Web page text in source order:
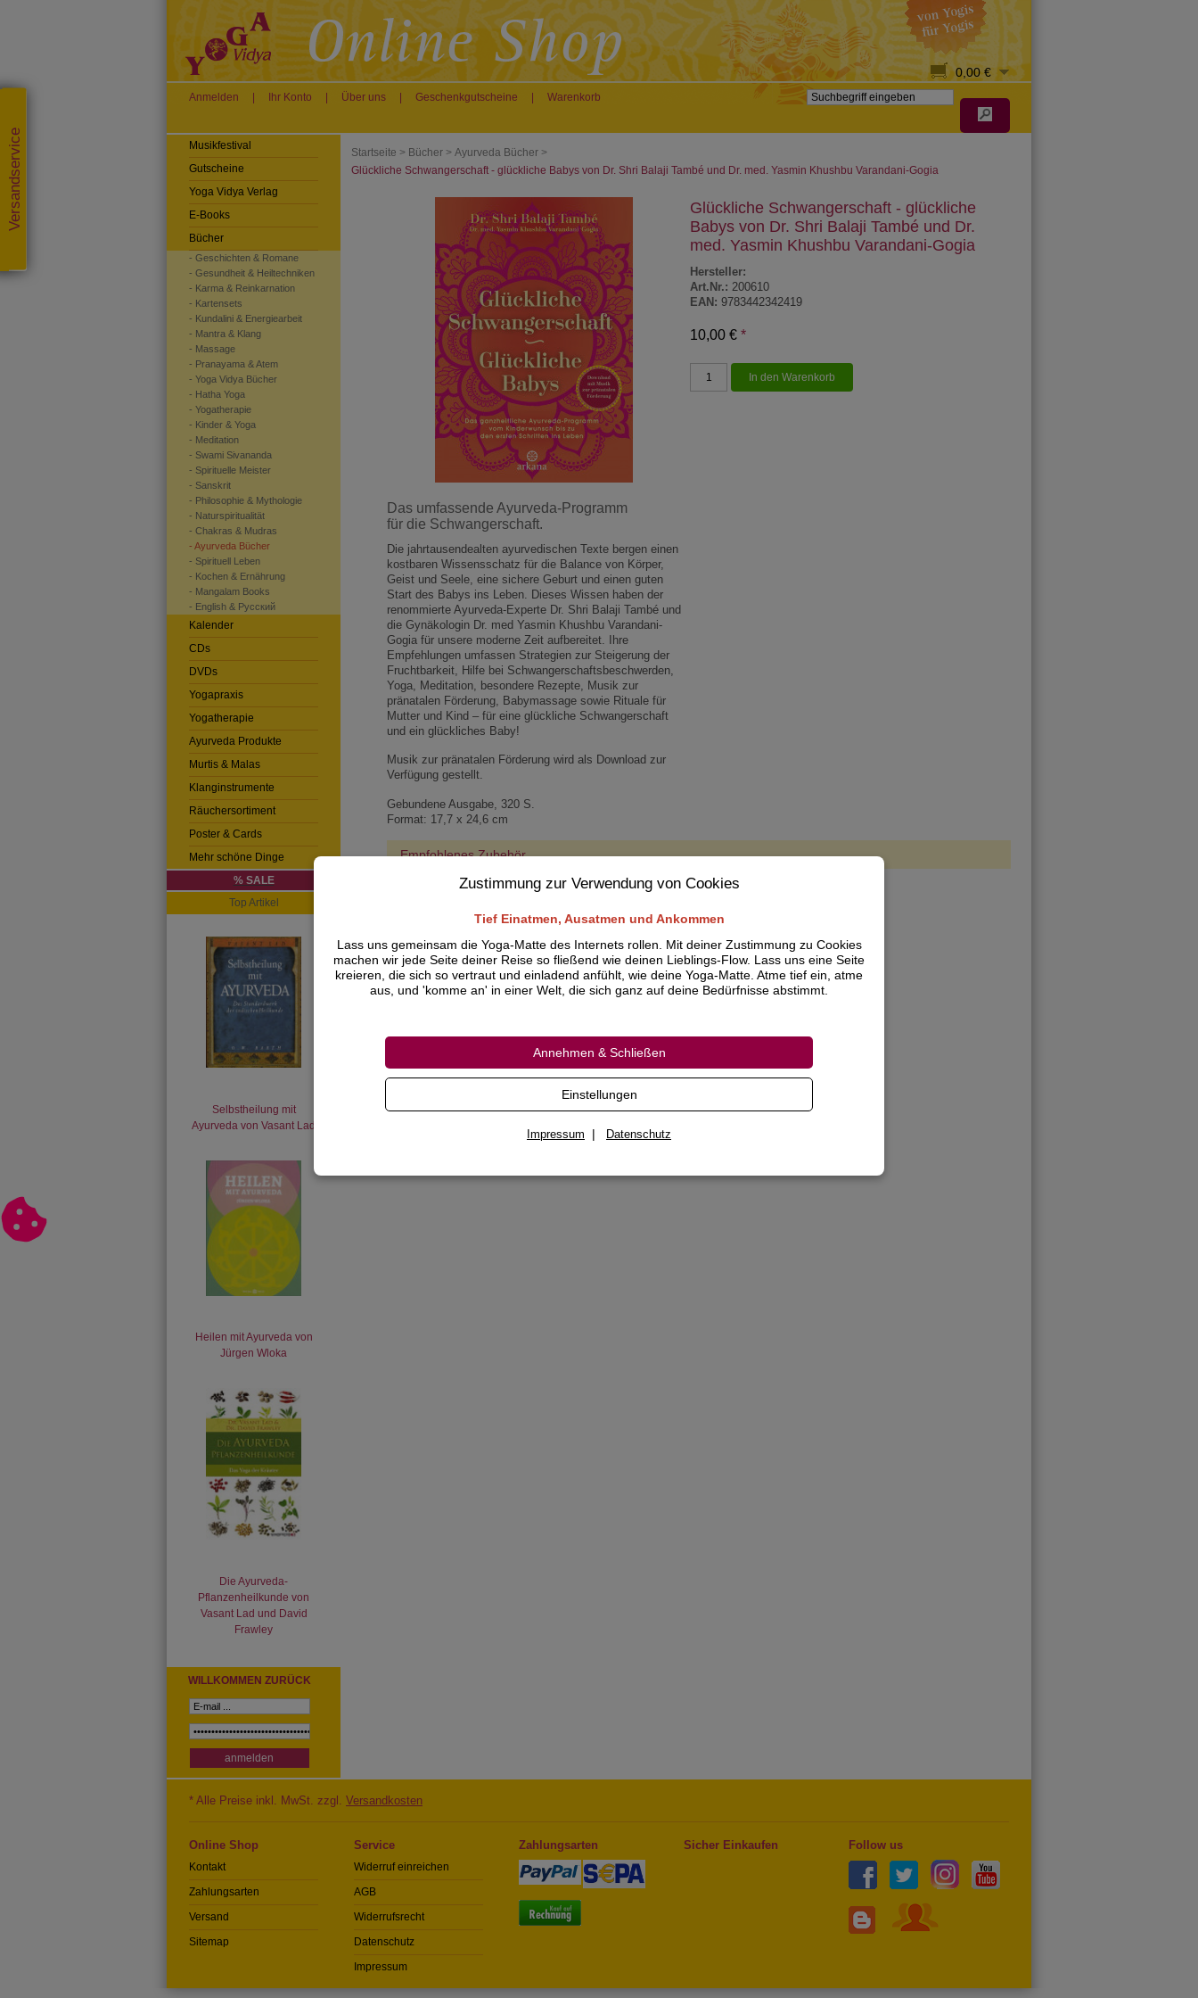
Versandservice
0,00 €
Anmelden Ihr Konto Über uns Geschenkgutscheine Warenkorb
Startseite > Bücher > Ayurveda Bücher >
Glückliche Schwangerschaft - glückliche Babys von Dr. Shri Balaji També und Dr. med. Yasmin Khushbu Varandani-Gogia
Das umfassende Ayurveda-Programm
für die Schwangerschaft.
Die jahrtausendealten ayurvedischen Texte bergen einen
kostbaren Wissensschatz für die Balance von Körper,
Geist und Seele, eine sichere Geburt und einen guten
Start des Babys ins Leben. Dieses Wissen haben der
renommierte Ayurveda-Experte Dr. Shri Balaji També und
die Gynäkologin Dr. med Yasmin Khushbu Varandani-
Gogia für unsere moderne Zeit aufbereitet. Ihre
Empfehlungen umfassen Strategien zur Steigerung der
Fruchtbarkeit, Hilfe bei Schwangerschaftsbeschwerden,
Yoga, Meditation, besondere Rezepte, Musik zur
pränatalen Förderung, Babymassage sowie Rituale für
Mutter und Kind – für eine glückliche Schwangerschaft
und ein glückliches Baby!
Musik zur pränatalen Förderung wird als Download zur
Verfügung gestellt.
Gebundene Ausgabe, 320 S.
Format: 17,7 x 24,6 cm
Glückliche Schwangerschaft - glückliche
Babys von Dr. Shri Balaji També und Dr.
med. Yasmin Khushbu Varandani-Gogia
Hersteller:
Art.Nr.: 200610
EAN: 9783442342419
10,00 € *
Empfohlenes Zubehör
Yoga Übungsplan für
Schwangere (A3)
1,00 €*
Musikfestival
Gutscheine
Yoga Vidya Verlag
E-Books
Bücher
- Geschichten & Romane
- Gesundheit & Heiltechniken
- Karma & Reinkarnation
- Kartensets
- Kundalini & Energiearbeit
- Mantra & Klang
- Massage
- Pranayama & Atem
- Yoga Vidya Bücher
- Hatha Yoga
- Yogatherapie
- Kinder & Yoga
- Meditation
- Swami Sivananda
- Spirituelle Meister
- Sanskrit
- Philosophie & Mythologie
- Naturspiritualität
- Chakras & Mudras
- Ayurveda Bücher
- Spirituell Leben
- Kochen & Ernährung
- Mangalam Books
- English & Pусский
Kalender
CDs
DVDs
Yogapraxis
Yogatherapie
Ayurveda Produkte
Murtis & Malas
Klanginstrumente
Räuchersortiment
Poster & Cards
Mehr schöne Dinge
% SALE
Top Artikel
Selbstheilung mit
Ayurveda von Vasant Lad
Heilen mit Ayurveda von
Jürgen Wloka
Die Ayurveda-
Pflanzenheilkunde von
Vasant Lad und David
Frawley
WILLKOMMEN ZURÜCK
* Alle Preise inkl. MwSt. zzgl. Versandkosten
Online Shop
Kontakt
Zahlungsarten
Versand
Sitemap
Service
Widerruf einreichen
AGB
Widerrufsrecht
Datenschutz
Impressum
Zahlungsarten Sicher Einkaufen Follow us
Zustimmung zur Verwendung von Cookies
Tief Einatmen, Ausatmen und Ankommen
Lass uns gemeinsam die Yoga-Matte des Internets rollen. Mit deiner Zustimmung zu Cookies
machen wir jede Seite deiner Reise so fließend wie deinen Lieblings-Flow. Lass uns eine Seite
kreieren, die sich so vertraut und einladend anfühlt, wie deine Yoga-Matte. Atme tief ein, atme
aus, und 'komme an' in einer Welt, die sich ganz auf deine Bedürfnisse abstimmt.
Annehmen & Schließen
Einstellungen
Impressum | Datenschutz